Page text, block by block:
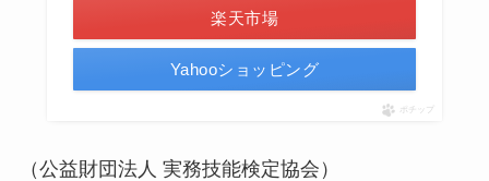
楽天市場
Yahooショッピング
ポチップ
（公益財団法人 実務技能検定協会）